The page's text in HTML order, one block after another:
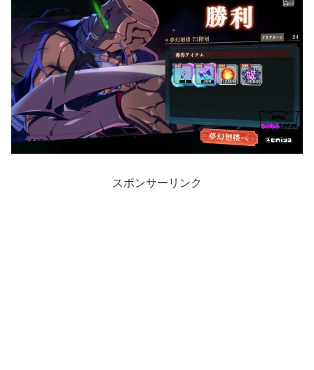
スポンサーリンク